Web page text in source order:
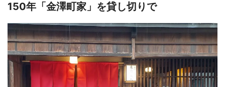
150年「金澤町家」を貸し切りで